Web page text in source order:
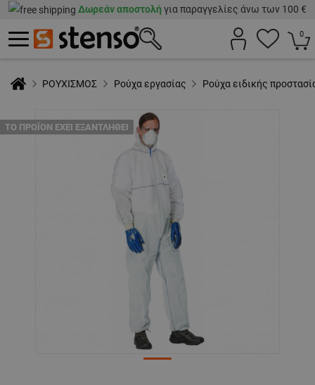
Δωρεάν αποστολή για παραγγελίες άνω των 100 €
0
ΡΟΥΧΙΣΜΟΣ Ρούχα εργασίας Ρούχα ειδικής
ТΟ ΠΡΟΪΌΝ ΈΧΕΙ ΕΞΑΝΤΛΗΘΕΊ